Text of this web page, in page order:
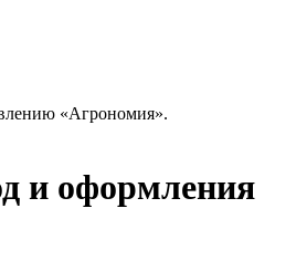
«Агрономия».
и оформления